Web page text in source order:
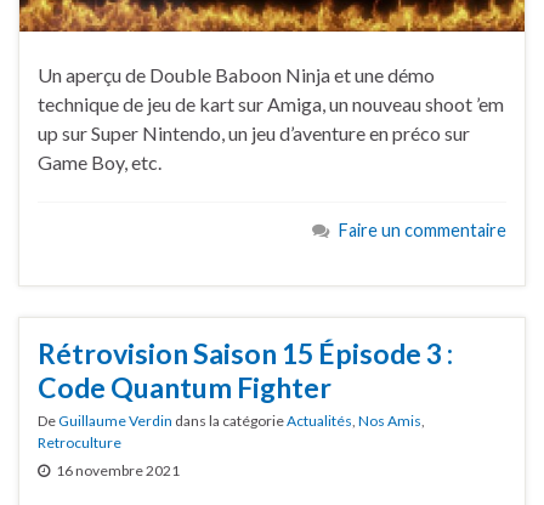
Un aperçu de Double Baboon Ninja et une démo
technique de jeu de kart sur Amiga, un nouveau shoot ’em
up sur Super Nintendo, un jeu d’aventure en préco sur
Game Boy, etc.
Faire un commentaire
Rétrovision Saison 15 Épisode 3 :
Code Quantum Fighter
DeGuillaume Verdin dans la catégorieActualités Nos Amis
Retroculture
16 novembre 2021